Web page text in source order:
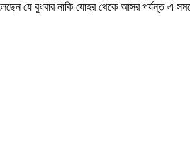
যে বুধবার নাকি যোহর থেকে আসর পর্যন্ত